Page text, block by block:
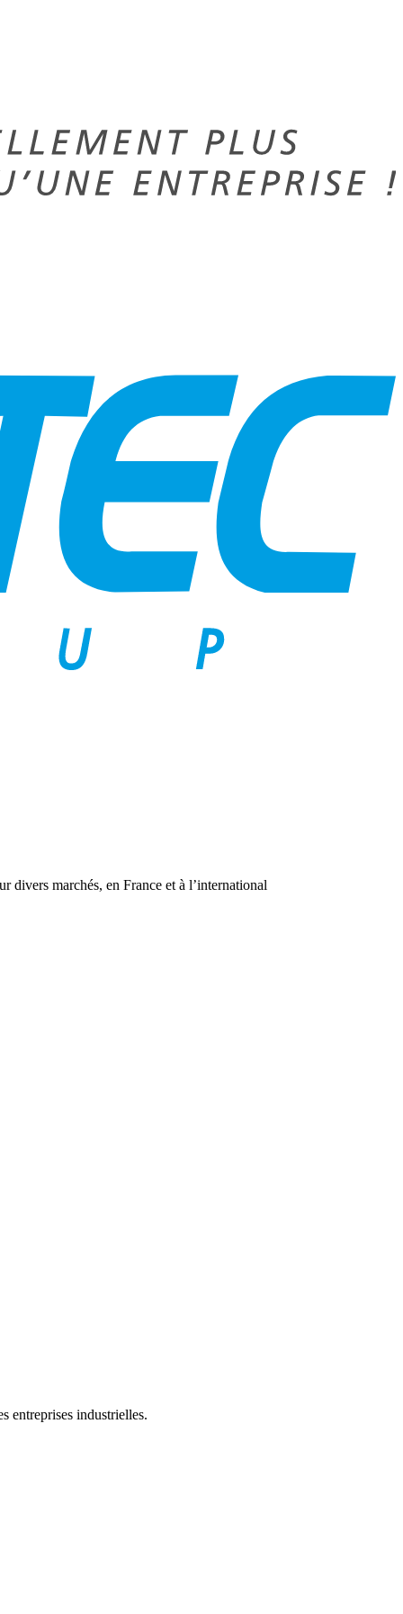
divers marchés, en France et à l’international
entreprises industrielles.